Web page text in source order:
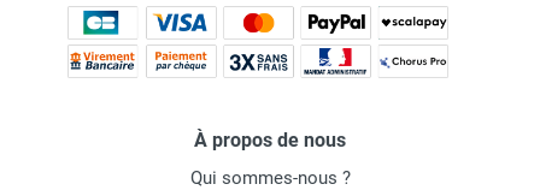
À propos de nous
Qui sommes-nous ?